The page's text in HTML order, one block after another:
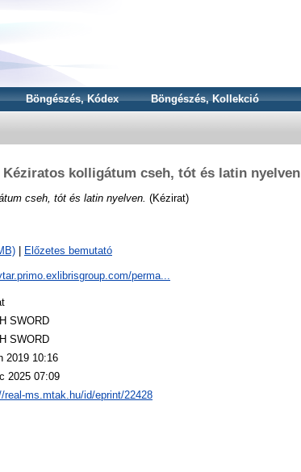
Böngészés, Kódex Böngészés, Kollekció
Kéziratos kolligátum cseh, tót és latin nyelven
cseh, tót és latin nyelven. (Kézirat)
Előzetes bemutató
perma...
SWORD
SWORD
2019 10:16
2025 07:09
real-ms.mtak.hu/id/eprint/22428